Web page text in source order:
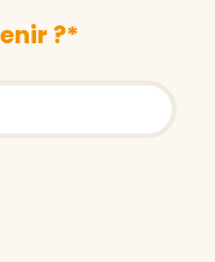
?*